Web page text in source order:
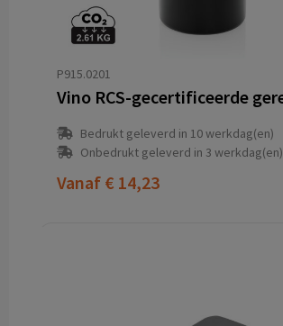
P915.0201
Bedrukt geleverd in 10 werkdag(en)
Onbedrukt geleverd in 3 werkdag(en)
Vanaf € 14,23